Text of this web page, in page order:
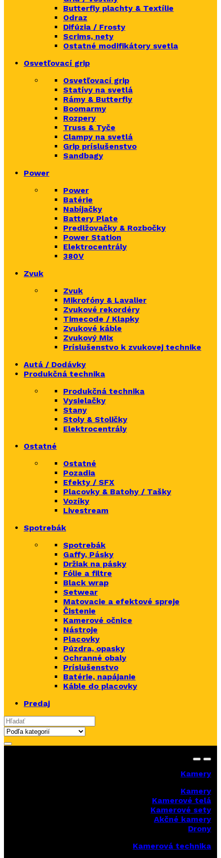
Butterfly plachty & Textílie
Odraz
Difúzia / Frosty
Scrims, nety
Ostatné modifikátory svetla
Osvetľovací grip
Osvetľovací grip
Statívy na svetlá
Rámy & Butterfly
Boomarmy
Rozpery
Truss & Tyče
Clampy na svetlá
Grip príslušenstvo
Sandbagy
Power
Power
Batérie
Nabíjačky
Battery Plate
Predlžovačky & Rozbočky
Power Station
Elektrocentrály
380V
Zvuk
Zvuk
Mikrofóny & Lavalier
Zvukové rekordéry
Timecode / Klapky
Zvukové káble
Zvukový Mix
Príslušenstvo k zvukovej technike
Autá / Dodávky
Produkčná technika
Produkčná technika
Vysielačky
Stany
Stoly & Stoličky
Elektrocentrály
Ostatné
Ostatné
Pozadia
Efekty / SFX
Placovky & Batohy / Tašky
Vozíky
Livestream
Spotrebák
Spotrebák
Gaffy, Pásky
Držiak na pásky
Fólie a filtre
Black wrap
Setwear
Matovacie a efektové spreje
Čistenie
Kamerové očnice
Nástroje
Placovky
Púzdra, opasky
Ochranné obaly
Príslušenstvo
Batérie, napájanie
Káble do placovky
Predaj
Search for:
Kamery
Kamery
Kamerové telá
Kamerové sety
Akčné kamery
Drony
Kamerová technika